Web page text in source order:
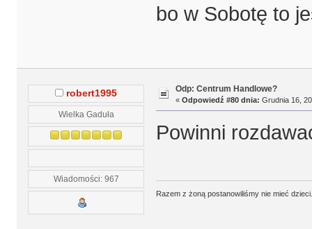
bo w Sobotę to
robert1995
Wielka Gaduła
Wiadomości: 967
Odp: Centrum Handlowe?
« Odpowiedź #80 dnia: Grudnia 16,
Powinni
Razem z żoną postanowiliśmy nie mieć